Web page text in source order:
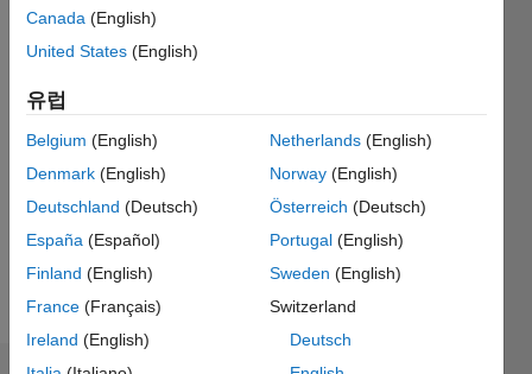
활동
Followers:
Following:
Follow
Spoken
Languages:
French
Canada (English)
United States (English)
유럽
Belgium (English)
Denmark (English)
Deutschland (Deutsch)
España (Español)
Finland (English)
France (Français)
Ireland (English)
Netherlands(English)
Norway(English)
Österreich (Deutsch)
Portugal(English)
Sweden (English)
Switzerland
Deutsch